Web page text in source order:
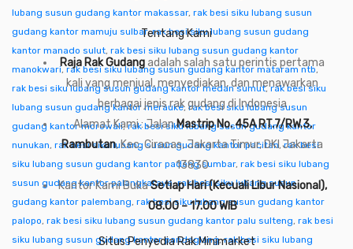
lubang susun gudang kantor makassar, rak besi siku lubang susun
gudang kantor mamuju sulbar,rak besi siku lubang susun gudang
kantor manado sulut, rak besi siku lubang susun gudang kantor
manokwari,rak besi siku lubang susun gudang kantor mataram ntb,
rak besi siku lubang susun gudang kantor medan sumut,rak besi siku
lubang susun gudang kantor merauke,rak besi siku lubang susun
gudang kantor morowali,rak besi siku lubang susun gudang kantor
nunukan, rak besi siku lubang susun gudang kantor pacitan,rak besi
siku lubang susun gudang kantor padang sumbar, rak besi siku lubang
susun gudang kantor palangkaraya,rak besi siku lubang susun
gudang kantor palembang, rak besi siku lubang susun gudang kantor
palopo, rak besi siku lubang susun gudang kantor palu sulteng, rak besi
siku lubang susun gudang kantor pandeglang,rak besi siku lubang
Tentang Kami
Raja Rak Gudangadalah salah satu perintis pertama
kali yang menjual, menyediakan, dan menawarkan
berbagai jenis rak gudang di Indonesia
Alamat Kami : JalanMastrip No. 45A RT.7/RW.3,
Rambutan, Kec. Ciracas, Jakarta Timur, DKI Jakarta
13830
Kantor Kami BukaSetiap Hari (Kecuali Libur Nasional),
08.00 – 17.00 WIB
Situs Penyedia Rak Minimarket